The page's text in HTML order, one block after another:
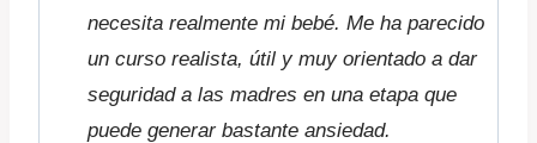
necesita realmente mi bebé. Me ha parecido
un curso realista, útil y muy orientado a dar
seguridad a las madres en una etapa que
puede generar bastante ansiedad.